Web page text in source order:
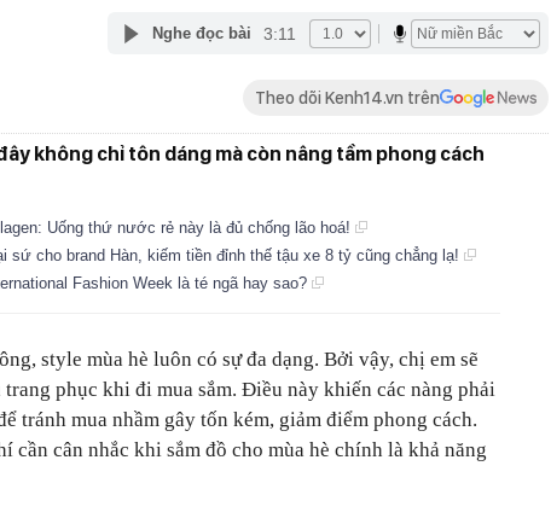
Nghe đọc bài 3:11
Theo dõi Kenh14.vn trên
không chỉ tôn dáng mà còn nâng tầm phong cách
Uống thứ nước rẻ này là đủ chống lão hoá!
sứ cho brand Hàn, kiếm tiền đỉnh thế tậu xe 8 tỷ cũng chẳng lạ!
Fashion Week là té ngã hay sao?
style mùa hè luôn có sự đa dạng. Bởi vậy, chị em sẽ
phục khi đi mua sắm. Điều này khiến các nàng phải
tránh mua nhầm gây tốn kém, giảm điểm phong cách.
cần cân nhắc khi sắm đồ cho mùa hè chính là khả năng